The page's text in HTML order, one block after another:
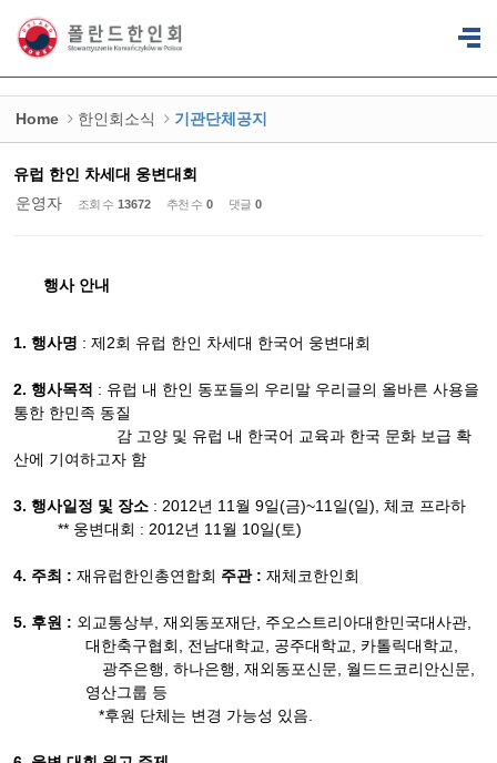
Home 한인회소식 기관단체공지
유럽 한인 차세대 웅변대회
운영자
조회 수 13672 추천 수 0 댓글 0
행사 안내
1. 행사명 : 제2회 유럽 한인 차세대 한국어 웅변대회
2. 행사목적 : 유럽 내 한인 동포들의 우리말 우리글의 올바른 사용을
통한 한민족 동질
감 고양 및 유럽 내 한국어 교육과 한국 문화 보급 확
산에 기여하고자 함
3. 행사일정 및 장소 : 2012년 11 월 9일(금)~11 일(일), 체코 프라하
** 웅변대회 : 2012년 11 월 10일(토)
4. 주최 : 재유럽한인총연합회 주관: 재체코한인회
5. 후원 : 외교통상부 재외동포재단 주오스트리아대한민국대사관
대한축구협회
전남대학교 공주대학교 카톨릭대학교
광주은행
하나은행 재외동포신문 월드드코리안신문
영산그룹 등
*후원 단체는 변경 가능성 있음